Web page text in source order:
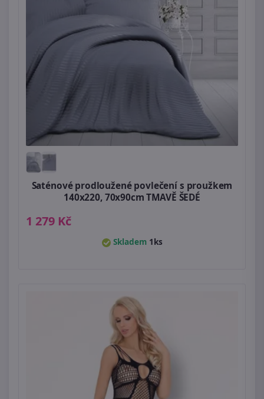
Saténové prodloužené povlečení s proužkem
140x220, 70x90cm TMAVĚ ŠEDÉ
1 279 Kč
Skladem 1ks